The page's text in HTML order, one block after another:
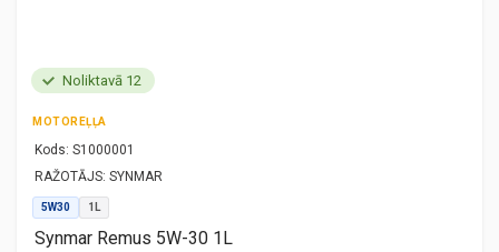
Noliktavā 12
MOTOREĻĻA
Kods: S1000001
RAŽOTĀJS: SYNMAR
5W30 1L
Synmar Remus 5W-30 1L